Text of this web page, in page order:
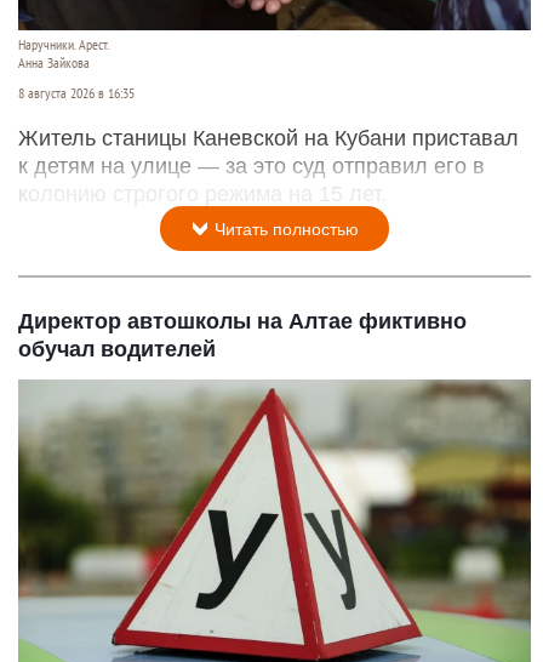
Наручники. Арест.
Анна Зайкова
8 августа 2026 в 16:35
Житель станицы Каневской на Кубани приставал
к детям на улице — за это суд отправил его в
колонию строгого режима на 15 лет.
Читать полностью
Директор автошколы на Алтае фиктивно
обучал водителей